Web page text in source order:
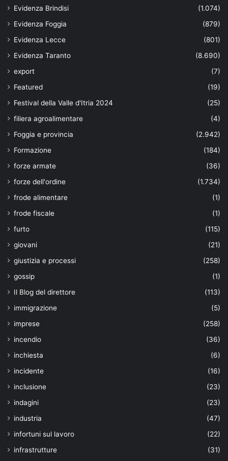
Evidenza Brindisi
(1.074)
Evidenza Foggia
(879)
Evidenza Lecce
(801)
Evidenza Taranto
(8.690)
export
(7)
Featured
(19)
Festival della Valle d'Itria 2024
(25)
filiera agroalimentare
(4)
Foggia e provincia
(2.942)
Formazione
(184)
forze armate
(36)
forze dell'ordine
(1.734)
frode alimentare
(1)
frode fiscale
(1)
furto
(115)
giovani
(21)
giustizia e processi
(258)
gossip
(1)
Il Blog del direttore
(113)
immigrazione
(5)
imprese
(258)
incendio
(36)
inchiesta
(6)
incidente
(16)
inclusione
(23)
indagini
(23)
industria
(47)
infortuni sul lavoro
(22)
infrastrutture
(31)